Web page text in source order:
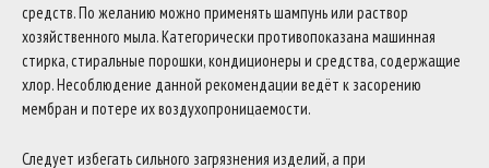
средств. По желанию можно применять шампунь или раствор
хозяйственного мыла. Категорически противопоказана машинная
стирка, стиральные порошки, кондиционеры и средства, содержащие
хлор. Несоблюдение данной рекомендации ведёт к засорению
мембран и потере их воздухопроницаемости.
Следует избегать сильного загрязнения изделий, а при